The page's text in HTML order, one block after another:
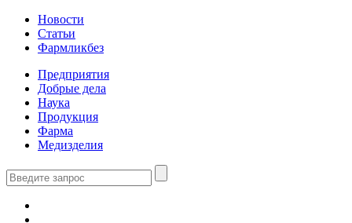
Новости
Статьи
Фармликбез
Предприятия
Добрые дела
Наука
Продукция
Фарма
Медизделия